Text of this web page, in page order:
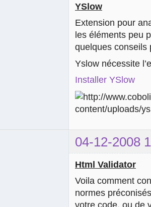
YSlow
Extension pour
les éléments peu
quelques conseils
Yslow nécessite
Installer YSlow
04-12-2008
Html Validator
Voila comment
normes